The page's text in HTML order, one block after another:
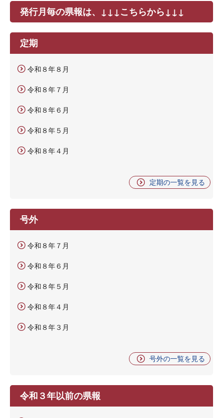
発行月毎の県報は、↓↓↓こちらから↓↓↓
定期
令和８年８月
令和８年７月
令和８年６月
令和８年５月
令和８年４月
定期の一覧を見る
号外
令和８年７月
令和８年６月
令和８年５月
令和８年４月
令和８年３月
号外の一覧を見る
令和３年以前の県報